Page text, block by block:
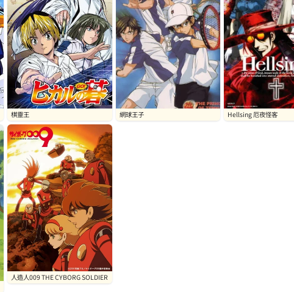
棋靈王 網球王子 Hellsing 厄夜怪客
人造人009 THE CYBORG SOLDIER